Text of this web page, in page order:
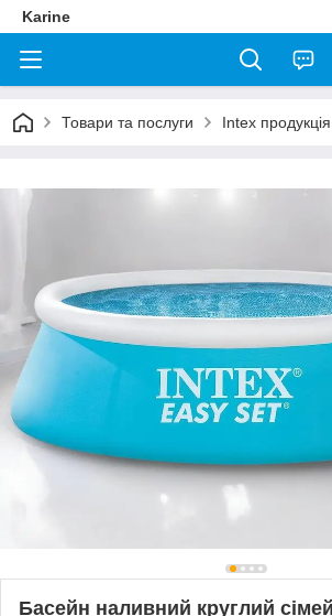
Karine
Товари та послуги Intex
Басейн наливний круглий